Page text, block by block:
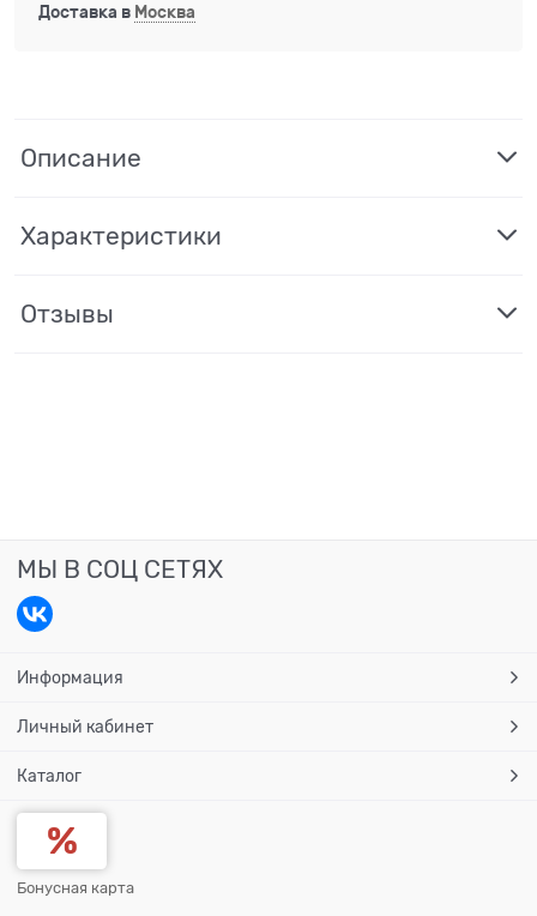
Доставка в Москва
Описание
Характеристики
Отзывы
МЫ В СОЦ СЕТЯХ
Информация
Личный кабинет
Каталог
Бонусная карта